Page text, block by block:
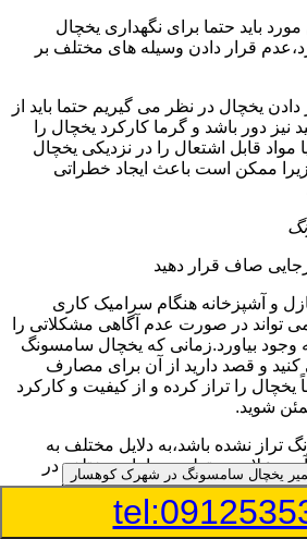
باید حتما برای نگهداری یخچال
قرار دادن وسیله های مختلف بر
دادن یخچال در نظر می گیریم حتما باید از
دور باشد و گرما کارکرد یخچال را
مواد قابل اشتعال را در نزدیکی یخچال
زیرا ممکن است باعث ایجاد خطراتی
صاف قرار دهید
و آشپزخانه هنگام سرامیک کاری
تواند در صورت عدم آگاهی مشکلاتی را
بیاورد.زمانی که یخچال سامسونگ
و قصد دارید از آن برای مصارف
یخچال را تراز کرده و از کیفیت و کارکرد
شوید.
تراز نشده باشد،به دلایل مختلف به
و علاوه بر تولید صداهای مختلف در
باعث کاهش طول عمر موتور نیز
مبرد اختلال ایجاد می کند.
یخچال سامسونگ در شهرک کوهسار